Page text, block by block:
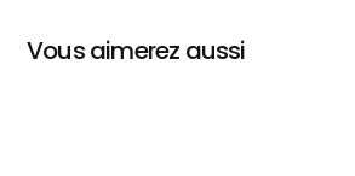
Vous aimerez aussi